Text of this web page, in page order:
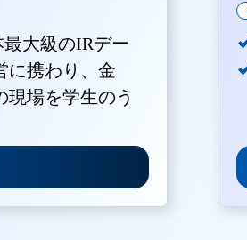
最大級のIRデー
に携わり、金
現場を学生のう